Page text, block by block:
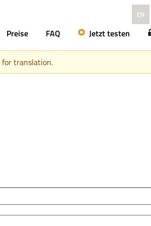
EN
Preise FAQ Jetzt testen
translation.